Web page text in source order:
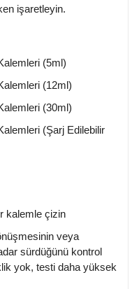
işaretleyin.
(5ml)
(12ml)
(30ml)
(Şarj Edilebilir
kalemle çizin
veya
sürdüğünü kontrol
yok, testi daha yüksek